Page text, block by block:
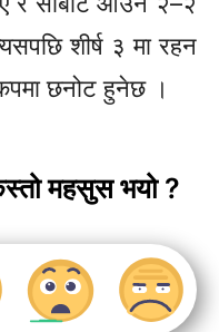
शीर्ष ३ मा रहन
छनोट हुनेछ ।
महसुस भयो ?